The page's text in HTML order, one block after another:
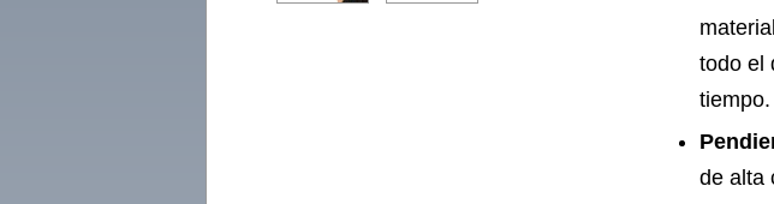
todo el
tiempo.
de alta